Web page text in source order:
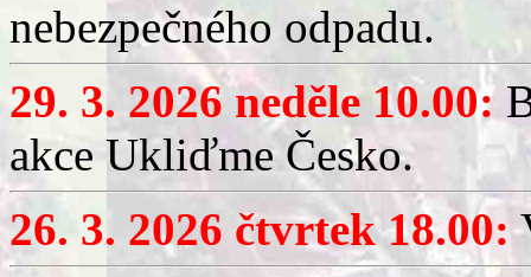
nebezpečného odpadu.
29. 3. 2026 neděle 10.00:
akce Ukliďme Česko.
26. 3. 2026 čtvrtek 18.00: